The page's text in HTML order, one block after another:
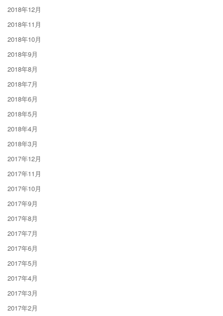
2018年12月
2018年11月
2018年10月
2018年9月
2018年8月
2018年7月
2018年6月
2018年5月
2018年4月
2018年3月
2017年12月
2017年11月
2017年10月
2017年9月
2017年8月
2017年7月
2017年6月
2017年5月
2017年4月
2017年3月
2017年2月